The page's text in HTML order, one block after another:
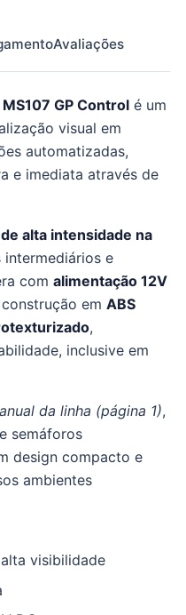
Avaliações
GP Control é um
visual em
automatizadas,
e imediata através de
de alta intensidade na
intermediários e
com alimentação 12V
em ABS
,
inclusive em
da linha (página 1),
semáforos
design compacto e
ambientes
visibilidade